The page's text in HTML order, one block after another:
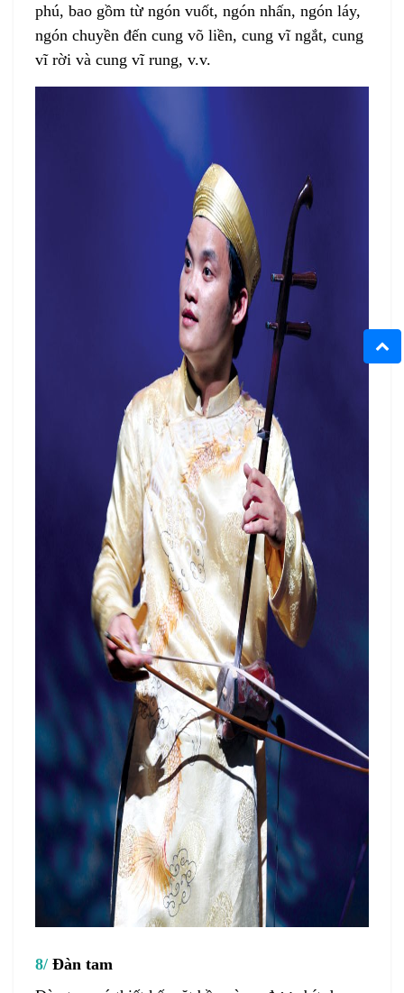
phú, bao gồm từ ngón vuốt, ngón nhấn, ngón láy,
ngón chuyền đến cung võ liền, cung vĩ ngắt, cung
vĩ rời và cung vĩ rung, v.v.
8/ Đàn tam